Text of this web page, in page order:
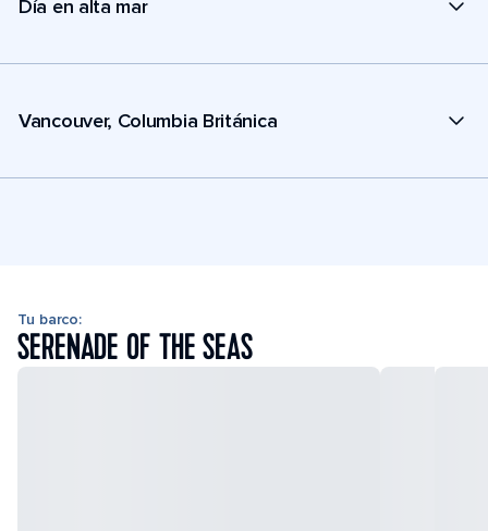
Día en alta mar
Vancouver, Columbia Británica
Tu barco:
SERENADE OF THE SEAS